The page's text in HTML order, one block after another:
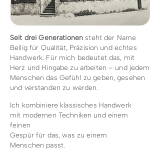
Seit drei Generationen steht der Name
Beilig für Qualität, Präzision und echtes
Handwerk. Für mich bedeutet das, mit
Herz und Hingabe zu arbeiten – und jedem
Menschen das Gefühl zugeben,gesehen
und verstandenzu werden.
Ich kombiniere klassisches Handwerk
mit modernen Techniken und einem
feinen
Gespür für das, was zu einem
Menschen passt.